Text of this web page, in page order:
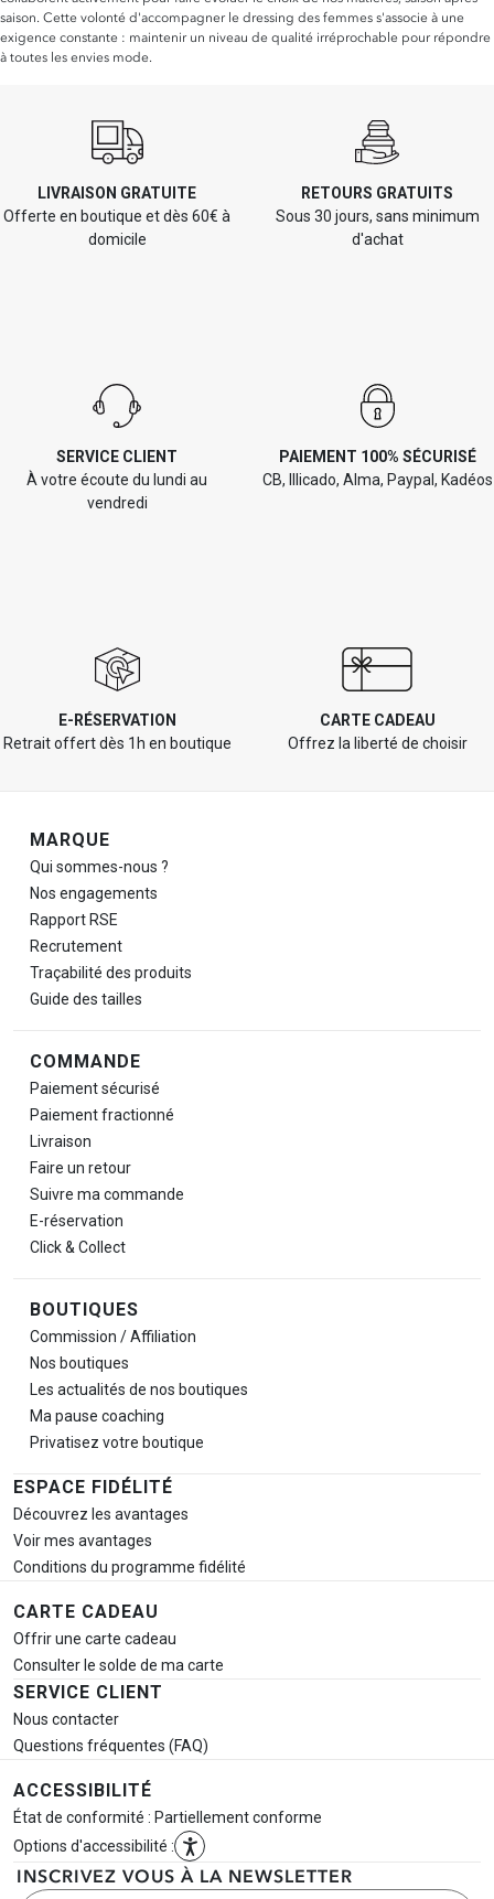
saison. Cette volonté d'accompagner le dressing des femmes s'associe à une
exigence constante : maintenir un niveau de qualité irréprochable pour répondre
à toutes les envies mode.
LIVRAISON GRATUITE
Offerte en boutique et dès 60€ à
domicile
RETOURS GRATUITS
Sous 30 jours, sans minimum
d'achat
SERVICE CLIENT
À votre écoute du lundi au
vendredi
PAIEMENT 100% SÉCURISÉ
CB, Illicado, Alma, Paypal, Kadéos
E-RÉSERVATION
Retrait offert dès 1h en boutique
CARTE CADEAU
Offrez la liberté de choisir
Navigation de pied de page
MARQUE
Qui sommes-nous ?
Nos engagements
Rapport RSE
Recrutement
Traçabilité des produits
Guide des tailles
COMMANDE
Paiement sécurisé
Paiement fractionné
Livraison
Faire un retour
Suivre ma commande
E-réservation
Click & Collect
BOUTIQUES
Commission / Affiliation
Nos boutiques
Les actualités de nos boutiques
Ma pause coaching
Privatisez votre boutique
ESPACE FIDÉLITÉ
Découvrez les avantages
Voir mes avantages
Conditions du programme fidélité
CARTE CADEAU
Offrir une carte cadeau
Consulter le solde de ma carte
SERVICE CLIENT
Nous contacter
Questions fréquentes (FAQ)
ACCESSIBILITÉ
État de conformité : Partiellement conforme
Options d'accessibilité :
INSCRIVEZ VOUS À LA NEWSLETTER